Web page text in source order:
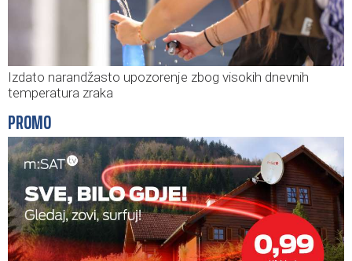
Izdato narandžasto upozorenje zbog visokih dnevnih
temperatura zraka
PROMO